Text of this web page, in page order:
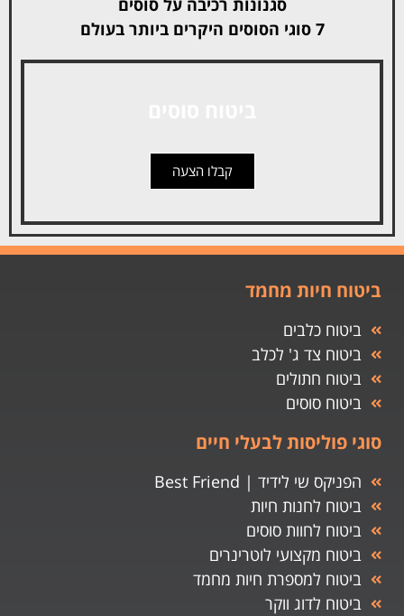
סגנונות רכיבה על סוסים
7 סוגי הסוסים היקרים ביותר בעולם
קבלו הצעה
ביטוח חיות מחמד
ביטוח כלבים
ביטוח צד ג' לכלב
ביטוח חתולים
ביטוח סוסים
סוגי פוליסות לבעלי חיים
הפניקס שי לידיד | Best Friend
ביטוח לחנות חיות
ביטוח לחוות סוסים
ביטוח מקצועי לוטרינרים
ביטוח למספרת חיות מחמד
ביטוח לדוג ווקר